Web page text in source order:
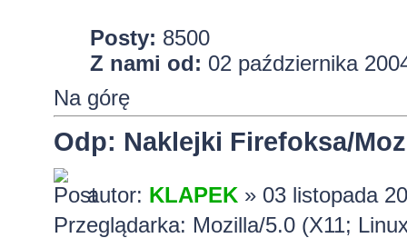
Posty: 8500
Z nami od: 02 października
Na górę
Odp: Naklejki Firefoksa/
autor: KLAPEK» 03 listopada
Przeglądarka: Mozilla/5.0 (X11;